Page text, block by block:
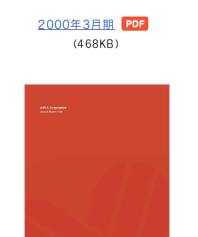
2000年3月期
(468KB)